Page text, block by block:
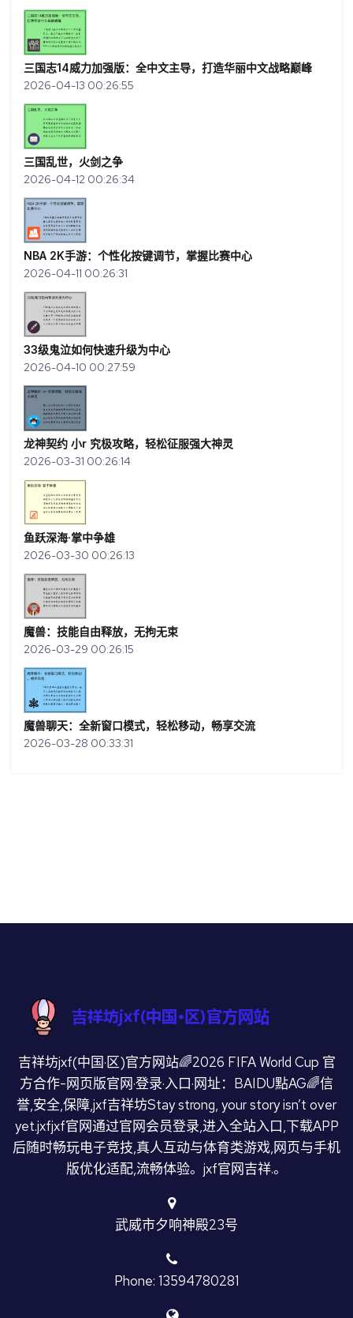
三国志14威力加强版：全中文主导，打造华丽中文战略巅峰
2026-04-13 00:26:55
三国乱世，火剑之争
2026-04-12 00:26:34
NBA 2K手游：个性化按键调节，掌握比赛中心
2026-04-11 00:26:31
33级鬼泣如何快速升级为中心
2026-04-10 00:27:59
龙神契约 小r 究极攻略，轻松征服强大神灵
2026-03-31 00:26:14
鱼跃深海·掌中争雄
2026-03-30 00:26:13
魔兽：技能自由释放，无拘无束
2026-03-29 00:26:15
魔兽聊天：全新窗口模式，轻松移动，畅享交流
2026-03-28 00:33:31
吉祥坊jxf(中国·区)官方网站🌈2026 FIFA World Cup 官
方合作-网页版官网·登录·入口·网址：BAIDU點AG🌈信
誉,安全,保障,jxf吉祥坊Stay strong, your story isn’t over
yet.jxfjxf官网通过官网会员登录,进入全站入口,下载APP
后随时畅玩电子竞技,真人互动与体育类游戏,网页与手机
版优化适配,流畅体验。jxf官网吉祥.。
武威市夕响神殿23号
Phone: 13594780281